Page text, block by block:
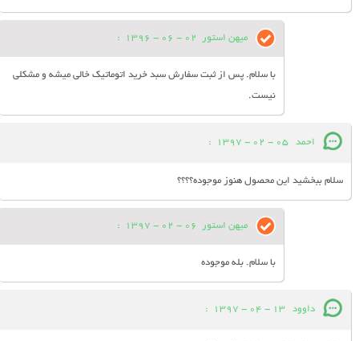
میهن استور 02 - 06 - 1396
:
با سلام. پس از ثبت سفارش سبد خرید اتوماتیک خالی میشه و مشکلی
نیست.
احمد 05 - 02 - 1397
:
سلام ببخشید این محصول هنوز موجوده؟؟؟؟
میهن استور 06 - 02 - 1397
:
با سلام. بله موجوده
داوود 13 - 04 - 1397
: